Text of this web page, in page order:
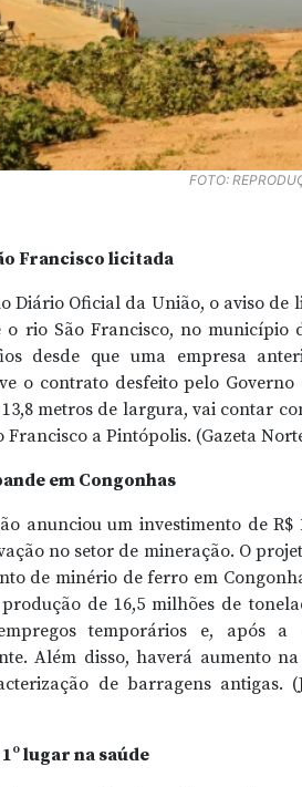
FOTO:
Francisco licitada
Diário Oficial da União, o aviso
o rio São Francisco, no município
desde que uma empresa
o contrato desfeito pelo
metros de largura, vai contar
Francisco a Pintópolis. (Gazeta
em Congonhas
anunciou um investimento de
no setor de mineração. O
de minério de ferro em
de 16,5 milhões de
temporários e, após a
Além disso, haverá aumento
de barragens antigas.
lugar na saúde